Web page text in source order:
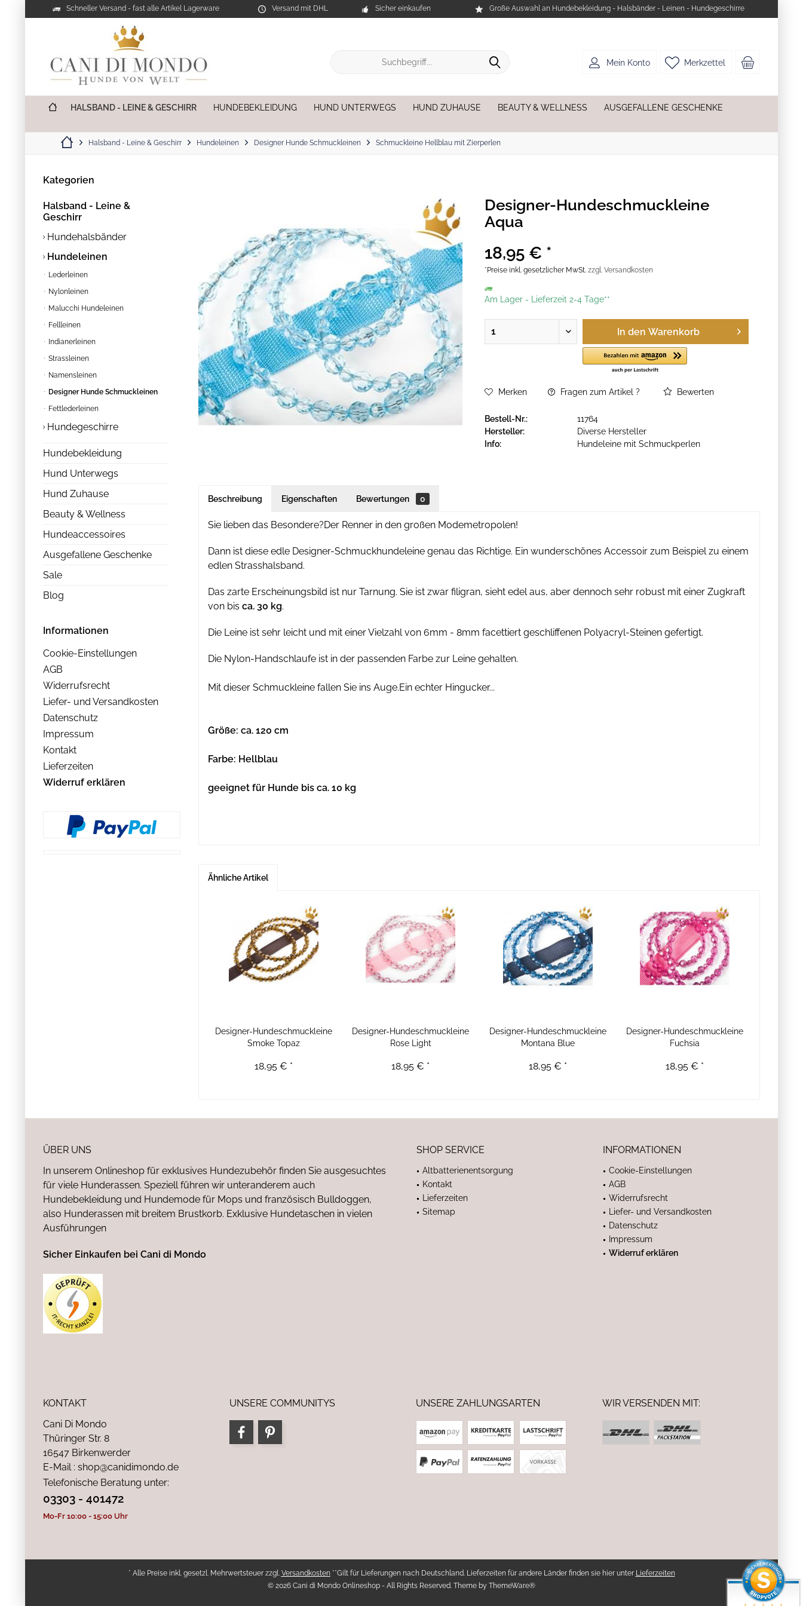
Schneller Versand - fast alle Artikel Lagerware Versand mit DHL Sicher einkaufen Große Auswahl an Hundebekleidung - Halsbänder - Leinen - Hundegeschirre
Merkzettel
Mein Konto
HALSBAND - LEINE & GESCHIRR HUNDEBEKLEIDUNG HUND UNTERWEGS HUND ZUHAUSE BEAUTY & WELLNESS AUSGEFALLENE GESCHENKE
Halsband - Leine & Geschirr Hundeleinen Designer Hunde Schmuckleinen Schmuckleine Hellblau mit Zierperlen
Kategorien
Halsband - Leine &
Geschirr
Hundehalsbänder
Hundeleinen
Lederleinen
Nylonleinen
Malucchi Hundeleinen
Fellleinen
Indianerleinen
Strassleinen
Namensleinen
Designer Hunde Schmuckleinen
Fettlederleinen
Hundegeschirre
Hundebekleidung
Hund Unterwegs
Hund Zuhause
Beauty & Wellness
Hundeaccessoires
Ausgefallene Geschenke
Sale
Blog
Informationen
Cookie-Einstellungen
AGB
Widerrufsrecht
Liefer- und Versandkosten
Datenschutz
Impressum
Kontakt
Lieferzeiten
Widerruf erklären
Designer-Hundeschmuckleine
Aqua
18,95 € *
*Preise inkl. gesetzlicher MwSt.zzgl. Versandkosten
Am Lager - Lieferzeit 2-4 Tage**
In den Warenkorb
Merken Fragen zum Artikel ? Bewerten
Bestell-Nr.:
11764
Hersteller:
Diverse Hersteller
Info:
Hundeleine mit Schmuckperlen
Beschreibung Eigenschaften Bewertungen 0
Sie lieben das Besondere?Der Renner in den großen Modemetropolen!
Dann ist diese edle Designer-Schmuckhundeleine genau das Richtige. Ein wunderschönes Accessoir zum Beispiel zu einem
edlen Strasshalsband.
Das zarte Erscheinungsbild ist nur Tarnung. Sie ist zwar filigran, sieht edel aus, aber dennoch sehr robust mit einer Zugkraft
von bis ca. 30 kg.
Die Leine ist sehr leicht und mit einer Vielzahl von 6mm - 8mm facettiert geschliffenen Polyacryl-Steinen gefertigt.
Die Nylon-Handschlaufe ist in der passenden Farbe zur Leine gehalten.
Mit dieser Schmuckleine fallen Sie ins Auge.Ein echter Hingucker...
Größe: ca. 120 cm
Farbe: Hellblau
geeignet für Hunde bis ca. 10 kg
Ähnliche Artikel
Designer-Hundeschmuckleine
Smoke Topaz
18,95 € *
Designer-Hundeschmuckleine
Rose Light
18,95 € *
Designer-Hundeschmuckleine
Montana Blue
18,95 € *
Designer-Hundeschmuckleine
Fuchsia
18,95 € *
ÜBER UNS
In unserem Onlineshop für exklusives Hundezubehör finden Sie ausgesuchtes
für viele Hunderassen. Speziell führen wir unteranderem auch
Hundebekleidung und Hundemode für Mops und französisch Bulldoggen,
also Hunderassen mit breitem Brustkorb. Exklusive Hundetaschen in vielen
Ausführungen
Sicher Einkaufen bei Cani di Mondo
SHOP SERVICE
Altbatterienentsorgung
Kontakt
Lieferzeiten
Sitemap
INFORMATIONEN
Cookie-Einstellungen
AGB
Widerrufsrecht
Liefer- und Versandkosten
Datenschutz
Impressum
Widerruf erklären
KONTAKT
Cani Di Mondo
Thüringer Str. 8
16547 Birkenwerder
E-Mail : shop@canidimondo.de
Telefonische Beratung unter:
03303 - 401472
Mo-Fr 10:00 - 15:00 Uhr
UNSERE COMMUNITYS UNSERE ZAHLUNGSARTEN WIR VERSENDEN MIT:
* Alle Preise inkl. gesetzl. Mehrwertsteuer zzgl. Versandkosten**Gilt für Lieferungen nach Deutschland. Lieferzeiten für andere Länder finden sie hier unter Lieferzeiten
© 2026 Cani di Mondo Onlineshop - All Rights Reserved. Theme by ThemeWare®